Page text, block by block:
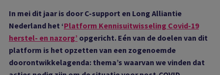
In mei dit jaar is door C-support en Long Alliantie
Nederland het ‘Platform Kennisuitwisseling Covid-19
herstel- en nazorg’ opgericht. Eén van de doelen van dit
platform is het opzetten van een zogenoemde
doorontwikkelagenda: thema’s waarvan we vinden dat